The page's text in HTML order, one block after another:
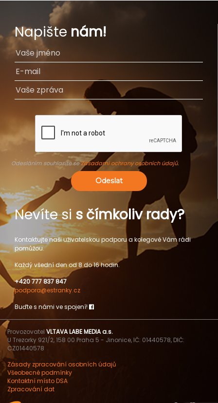
Napište nám!
Odesláním souhlasíte seZásadami ochrany osobních údajů.
Odeslat
Nevíte si s čímkoliv rady?
Kontaktujte naši uživatelskou podporu a kolegové Vám rádi
pomůžou.
Každý všední den od 8 do 16 hodin.
+420 777 837 847
podpora@estranky.cz
Buďte s námi ve spojení!
Provozovatel VLTAVA LABE MEDIA a.s.
U Trezorky 921/2, 158 00 Praha 5 - Jinonice, IČ: 01440578, DIČ:
CZ01440578
Zásady zpracování osobních údajů
Všeobecné podmínky
Kontaktní místo DSA
Zpracování dat